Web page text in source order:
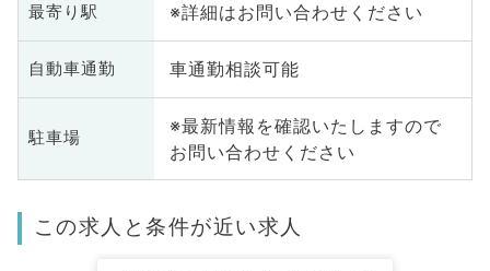
最寄り駅 ※詳細はお問い合わせください
自動車通勤 車通勤相談可能
駐車場
※最新情報を確認いたしますので
お問い合わせください
この求人と条件が近い求人